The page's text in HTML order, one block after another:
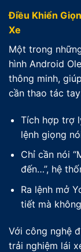
Điều Khiển
Xe
Một trong
hình Android
thông minh,
cần thao tác
Tích hợp trợ
lệnh giọng
Chỉ cần nói
đến…”, hệ
Ra lệnh mở
tiết mà
Với công nghệ
trải nghiệm lái